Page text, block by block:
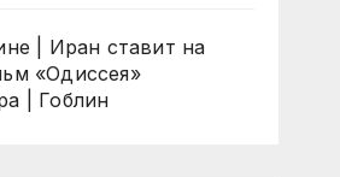
| Иран ставит на
«Одиссея»
| Гоблин